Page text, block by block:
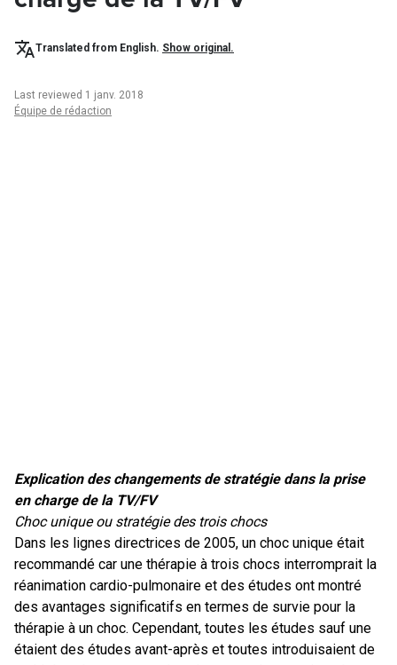
Translated from English. Show original.
Last reviewed 1 janv. 2018
Équipe de rédaction
Explication des changements de stratégie dans la prise
en charge de la TV/FV
Choc unique ou stratégie des trois chocs
Dans les lignes directrices de 2005, un choc unique était
recommandé car une thérapie à trois chocs interromprait la
réanimation cardio-pulmonaire et des études ont montré
des avantages significatifs en termes de survie pour la
thérapie à un choc. Cependant, toutes les études sauf une
étaient des études avant-après et toutes introduisaient de